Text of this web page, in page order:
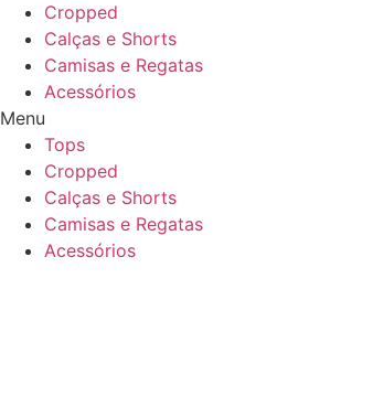
Cropped
Calças e Shorts
Camisas e Regatas
Acessórios
Menu
Tops
Cropped
Calças e Shorts
Camisas e Regatas
Acessórios